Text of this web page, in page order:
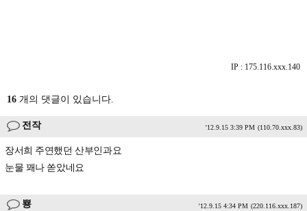
IP : 175.116.xxx.140
16 개의 댓글이 있습니다.
전작 '12.9.15 3:39 PM (110.70.xxx.83)
장서희 주연했던 산부인과요
눈물 꽤나 쏟았네요
뿅 '12.9.15 4:34 PM (220.116.xxx.187)